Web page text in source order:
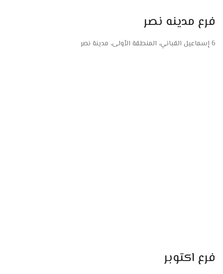
فرع مدينه نصر
6 إسماعيل القباني، المنطقة الأولى، مدينة نصر
فرع اكتوبر